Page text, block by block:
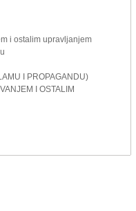
i ostalim upravljanjem
I PROPAGANDU)
I OSTALIM